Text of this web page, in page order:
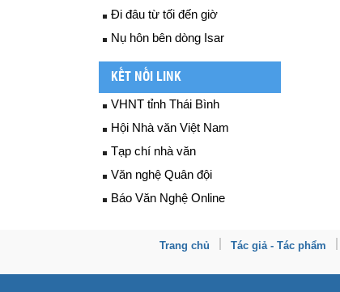
Đi đâu từ tối đến giờ
Nụ hôn bên dòng Isar
KẾT NỐI LINK
VHNT tỉnh Thái Bình
Hội Nhà văn Việt Nam
Tạp chí nhà văn
Văn nghệ Quân đội
Báo Văn Nghệ Online
Trang chủ Tác giả - Tác phẩm